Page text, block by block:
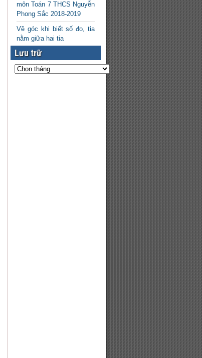
môn Toán 7 THCS Nguyễn
Phong Sắc 2018-2019
Vẽ góc khi biết số đo, tia
nằm giữa hai tia
Lưu trữ